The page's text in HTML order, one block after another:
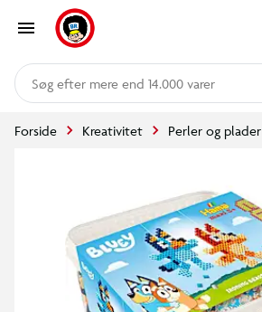
mere end 14.000 varer
Forside Kreativitet Perler og plader